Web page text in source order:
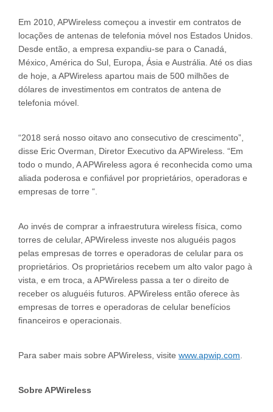
Em 2010, APWireless começou a investir em contratos de
locações de antenas de telefonia móvel nos Estados Unidos.
Desde então, a empresa expandiu-se para o Canadá,
México, América do Sul, Europa, Ásia e Austrália. Até os dias
de hoje, a APWireless apartou mais de 500 milhões de
dólares de investimentos em contratos de antena de
telefonia móvel.
“2018 será nosso oitavo ano consecutivo de crescimento”,
disse Eric Overman, Diretor Executivo da APWireless. “Em
todo o mundo, A APWireless agora é reconhecida como uma
aliada poderosa e confiável por proprietários, operadoras e
empresas de torre “.
Ao invés de comprar a infraestrutura wireless física, como
torres de celular, APWireless investe nos aluguéis pagos
pelas empresas de torres e operadoras de celular para os
proprietários. Os proprietários recebem um alto valor pago à
vista, e em troca, a APWireless passa a ter o direito de
receber os aluguéis futuros. APWireless então oferece às
empresas de torres e operadoras de celular benefícios
financeiros e operacionais.
Para saber mais sobre APWireless, visite www.apwip.com
Sobre APWireless